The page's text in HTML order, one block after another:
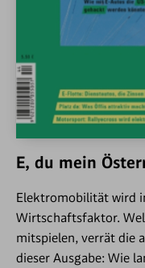
E, du mein
Elektromobilität wird
Wirtschaftsfaktor.
mitspielen, verrät die
dieser Ausgabe: Wie